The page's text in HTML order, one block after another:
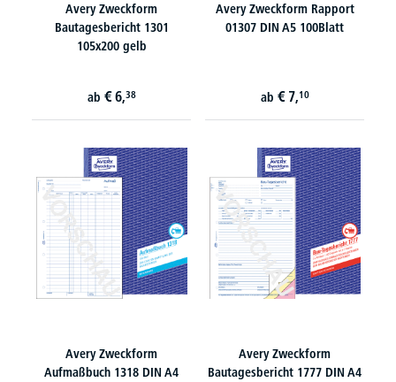
Avery Zweckform
Bautagesbericht 1301
105x200 gelb
ab € 6,38
Avery Zweckform Rapport
01307 DIN A5 100Blatt
ab € 7,10
Avery Zweckform
Aufmaßbuch 1318 DIN A4
Avery Zweckform
Bautagesbericht 1777 DIN A4